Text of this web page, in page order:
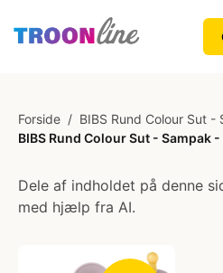
Forside / BIBS Rund Colour Sut -
BIBS Rund Colour Sut - Sampak
Dele af indholdet på denne
med hjælp fra AI.